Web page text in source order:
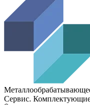
Сервис.